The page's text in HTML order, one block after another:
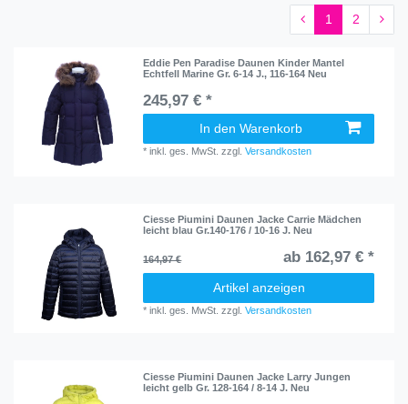
1 2
Eddie Pen Paradise Daunen Kinder Mantel
Echtfell Marine Gr. 6-14 J., 116-164 Neu
245,97 € *
In den Warenkorb
*inkl. ges. MwSt. zzgl.Versandkosten
Ciesse Piumini Daunen Jacke Carrie Mädchen
leicht blau Gr.140-176 / 10-16 J. Neu
164,97 € ab 162,97 € *
Artikel anzeigen
*inkl. ges. MwSt. zzgl.Versandkosten
Ciesse Piumini Daunen Jacke Larry Jungen
leicht gelb Gr. 128-164 / 8-14 J. Neu